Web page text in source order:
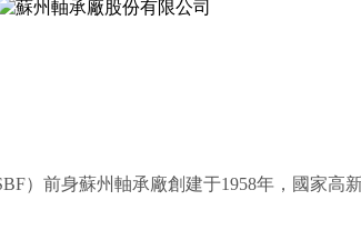
）前身蘇州軸承廠創建于1958年，國家高